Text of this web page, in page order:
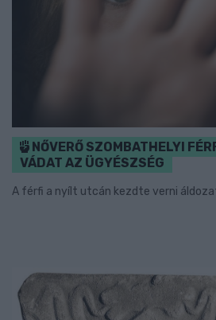
NŐVERŐ SZOMBATHELYI
VÁDAT AZ ÜGYÉSZSÉG
A férfi a nyílt utcán kezdte verni